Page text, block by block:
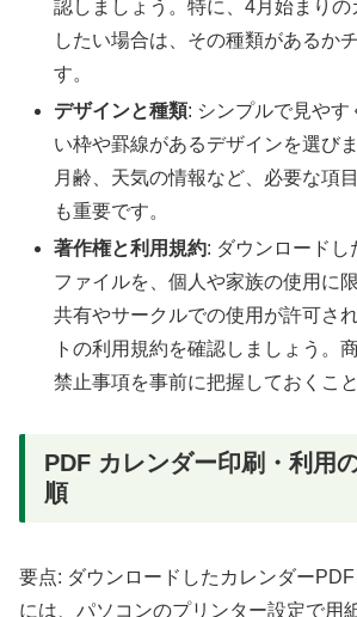
認しましょう。特に、4月始まりの
したい場合は、その種類があるか
す。
デザインと種類: シンプルで見やす
い枠や罫線があるデザインを選び
月齢、天気の情報など、必要な項
も重要です。
著作権と利用規約: ダウンロード
ファイルを、個人や家族の使用に
共有やサークルでの使用が許可さ
トの利用規約を確認しましょう。
禁止事項を事前に把握しておくこ
PDF カレンダー印刷・利用
順
要点: ダウンロードしたカレンダー
には、パソコンのプリンター設定で用